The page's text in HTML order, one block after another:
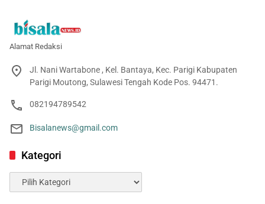
Alamat Redaksi
Jl. Nani Wartabone , Kel. Bantaya, Kec. Parigi Kabupaten
Parigi Moutong, Sulawesi Tengah Kode Pos. 94471.
082194789542
Bisalanews@gmail.com
Kategori
Kategori